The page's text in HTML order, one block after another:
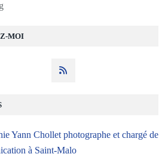
MOI
Yann Chollet photographe et chargé de
à Saint-Malo